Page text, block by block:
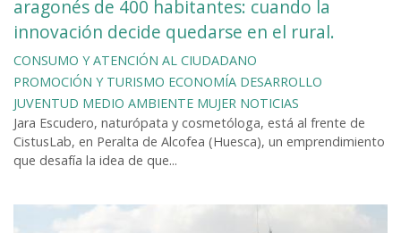
aragonés de 400 habitantes: cuando la
innovación decide quedarse en el rural.
CONSUMO Y ATENCIÓN AL CIUDADANO
PROMOCIÓN Y TURISMO ECONOMÍA DESARROLLO
JUVENTUD MEDIO AMBIENTE MUJER NOTICIAS
Jara Escudero, naturópata y cosmetóloga, está al frente de
CistusLab, en Peralta de Alcofea (Huesca), un emprendimiento
que desafía la idea de que...